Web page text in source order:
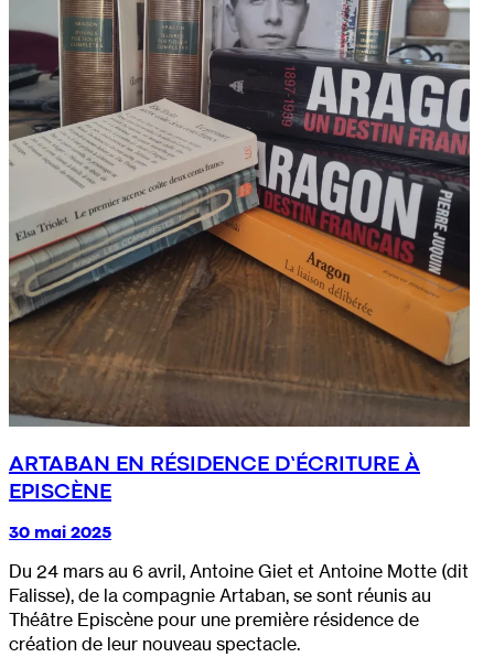
ARTABAN EN RÉSIDENCE D’ÉCRITURE À
EPISCÈNE
30 mai 2025
Du 24 mars au 6 avril, Antoine Giet et Antoine Motte (dit
Falisse), de la compagnie Artaban, se sont réunis au
Théâtre Episcène pour une première résidence de
création de leur nouveau spectacle.